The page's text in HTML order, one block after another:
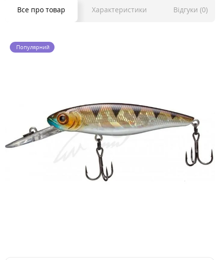
Все про товар Характеристики Відгуки (0)
Популярний